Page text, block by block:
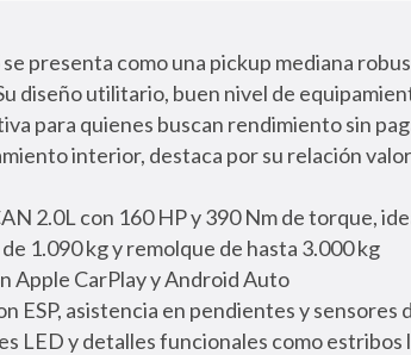
presenta como una pickup mediana
diseño utilitario, buen nivel de
para quienes buscan rendimiento sin
interior, destaca por su relación
2.0L con 160 HP y 390 Nm de torque,
1.090 kg y remolque de hasta 3.000 kg
Apple CarPlay y Android Auto
ESP, asistencia en pendientes y sensores
LED y detalles funcionales como estribos